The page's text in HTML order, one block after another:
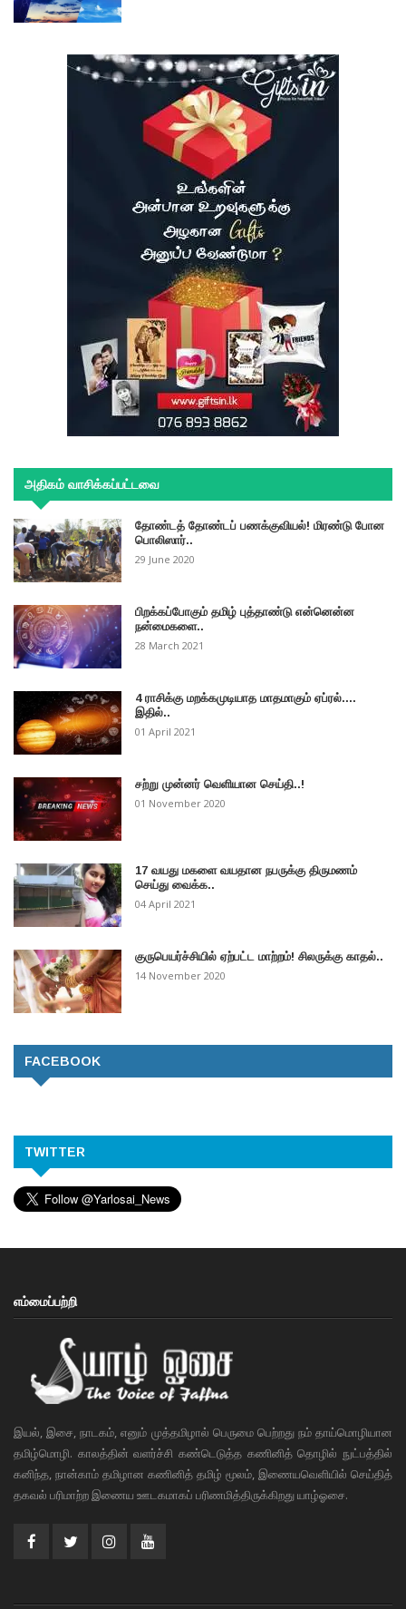
அதிகம் வாசிக்கப்பட்டவை
தோண்டத் தோண்டப் பணக்குவியல்! மிரண்டு போன
பொலிஸார்..
29 June 2020
பிறக்கப்போகும் தமிழ் புத்தாண்டு என்னென்ன
நன்மைகளை..
28 March 2021
4 ராசிக்கு மறக்கமுடியாத மாதமாகும் ஏப்ரல்....
இதில்..
01 April 2021
சற்று முன்னர் வெளியான செய்தி..!
01 November 2020
17 வயது மகளை வயதான நபருக்கு திருமணம்
செய்து வைக்க..
04 April 2021
குருபெயர்ச்சியில் ஏற்பட்ட மாற்றம்! சிலருக்கு காதல்..
14 November 2020
FACEBOOK
TWITTER
எம்மைப்பற்றி
இயல், இசை, நாடகம், எனும் முத்தமிழால் பெருமை பெற்றது நம் தாய்மொழியான
தமிழ்மொழி. காலத்தின் வளர்ச்சி கண்டெடுத்த கணினித் தொழில் நுட்பத்தில்
கனிந்த, நான்காம் தமிழான கணினித் தமிழ் மூலம், இணையவெளியில் செய்தித்
தகவல் பரிமாற்ற இணைய ஊடகமாகப் பரிணமித்திருக்கிறது யாழ்ஓசை.